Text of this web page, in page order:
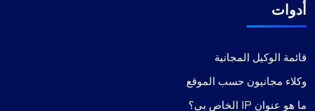
أدوات
قائمة الوكيل المجانية
وكلاء مجانيون حسب الموقع
ما هو عنوان IP الخاص بي؟